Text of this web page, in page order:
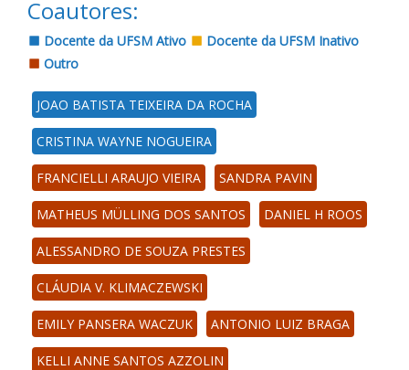
Coautores:
Docente da UFSM Ativo
Docente da UFSM Inativo
Outro
JOAO BATISTA TEIXEIRA DA ROCHA
CRISTINA WAYNE NOGUEIRA
FRANCIELLI ARAUJO VIEIRA SANDRA PAVIN
MATHEUS MÜLLING DOS SANTOS DANIEL H ROOS
ALESSANDRO DE SOUZA PRESTES
CLÁUDIA V. KLIMACZEWSKI
EMILY PANSERA WACZUK ANTONIO LUIZ BRAGA
KELLI ANNE SANTOS AZZOLIN